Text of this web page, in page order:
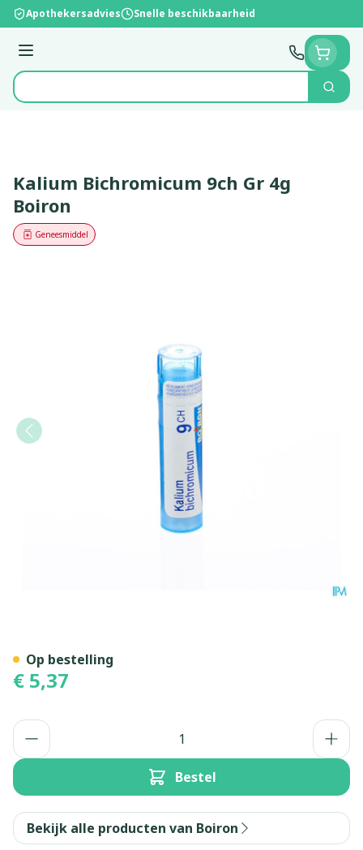
Ga naar de inhoud
Apothekersadvies Snelle beschikbaarheid
Menu
Product, merk, categorie...
Zoek
Kalium Bichromicum 9ch Gr 4g
Boiron
Geneesmiddel
€ 5,37
Aantal
Bestel
Op bestelling
Bekijk alle producten van Boiron